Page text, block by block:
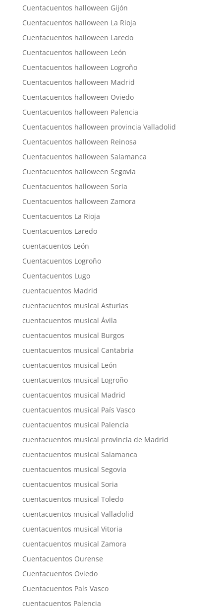
Cuentacuentos halloween Gijón
Cuentacuentos halloween La Rioja
Cuentacuentos halloween Laredo
Cuentacuentos halloween León
Cuentacuentos halloween Logroño
Cuentacuentos halloween Madrid
Cuentacuentos halloween Oviedo
Cuentacuentos halloween Palencia
Cuentacuentos halloween provincia Valladolid
Cuentacuentos halloween Reinosa
Cuentacuentos halloween Salamanca
Cuentacuentos halloween Segovia
Cuentacuentos halloween Soria
Cuentacuentos halloween Zamora
Cuentacuentos La Rioja
Cuentacuentos Laredo
cuentacuentos León
Cuentacuentos Logroño
Cuentacuentos Lugo
cuentacuentos Madrid
cuentacuentos musical Asturias
cuentacuentos musical Ávila
cuentacuentos musical Burgos
cuentacuentos musical Cantabria
cuentacuentos musical León
cuentacuentos musical Logroño
cuentacuentos musical Madrid
cuentacuentos musical País Vasco
cuentacuentos musical Palencia
cuentacuentos musical provincia de Madrid
cuentacuentos musical Salamanca
cuentacuentos musical Segovia
cuentacuentos musical Soria
cuentacuentos musical Toledo
cuentacuentos musical Valladolid
cuentacuentos musical Vitoria
cuentacuentos musical Zamora
Cuentacuentos Ourense
Cuentacuentos Oviedo
Cuentacuentos País Vasco
cuentacuentos Palencia